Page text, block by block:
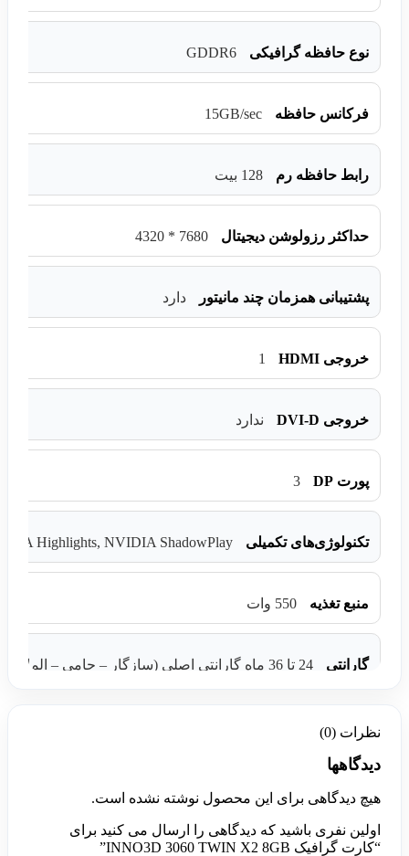
نوع حافظه گرافیکی GDDR6
فرکانس حافظه 15GB/sec
رابط حافظه رم 128 بیت
حداکثر رزولوشن دیجیتال 7680 * 4320
پشتیبانی همزمان چند مانیتور دارد
خروجی HDMI 1
خروجی DVI-D ندارد
پورت DP 3
تکنولوژی‌های تکمیلی Highlights, NVIDIA ShadowPlay
منبع تغذیه 550 وات
گارانتی 24 تا 36 ماه گارانتی اصلی (سازگار – حامی – الماس – تابا )
نظرات (0)
دیدگاهها
هیچ دیدگاهی برای این محصول نوشته نشده است.
اولین نفری باشید که دیدگاهی را ارسال می کنید برای
“کارت گرافیک INNO3D 3060 TWIN X2 8GB”